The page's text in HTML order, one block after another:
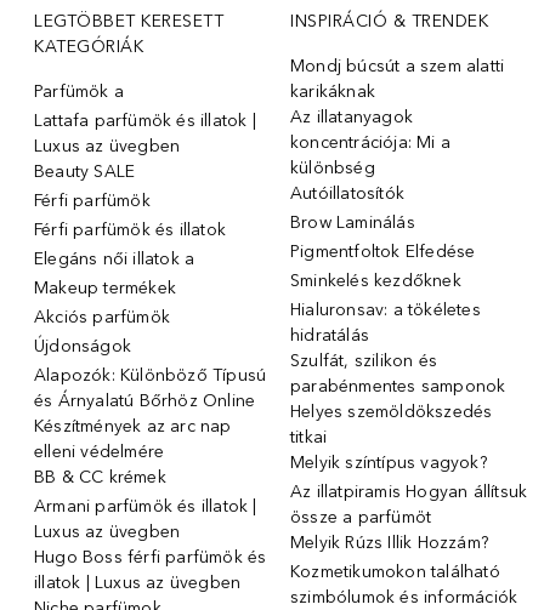
LEGTÖBBET KERESETT
KATEGÓRIÁK
Parfümök ️a
Lattafa parfümök és illatok |
Luxus az üvegben
Beauty SALE
Férfi parfümök
Férfi parfümök és illatok
Elegáns női illatok ️a
Makeup termékek
Akciós parfümök
Újdonságok
Alapozók: Különböző Típusú
és Árnyalatú Bőrhöz Online
Készítmények az arc nap
elleni védelmére
BB & CC krémek
Armani parfümök és illatok |
Luxus az üvegben
Hugo Boss férfi parfümök és
illatok | Luxus az üvegben
INSPIRÁCIÓ & TRENDEK
Mondj búcsút a szem alatti
karikáknak
Az illatanyagok
koncentrációja: Mi a
különbség
Autóillatosítók
Brow Laminálás
Pigmentfoltok Elfedése
Sminkelés kezdőknek
Hialuronsav: a tökéletes
hidratálás
Szulfát, szilikon és
parabénmentes samponok
Helyes szemöldökszedés
titkai
Melyik színtípus vagyok?
Az illatpiramis Hogyan állítsuk
össze a parfümöt
Melyik Rúzs Illik Hozzám?
Kozmetikumokon található
szimbólumok és információk